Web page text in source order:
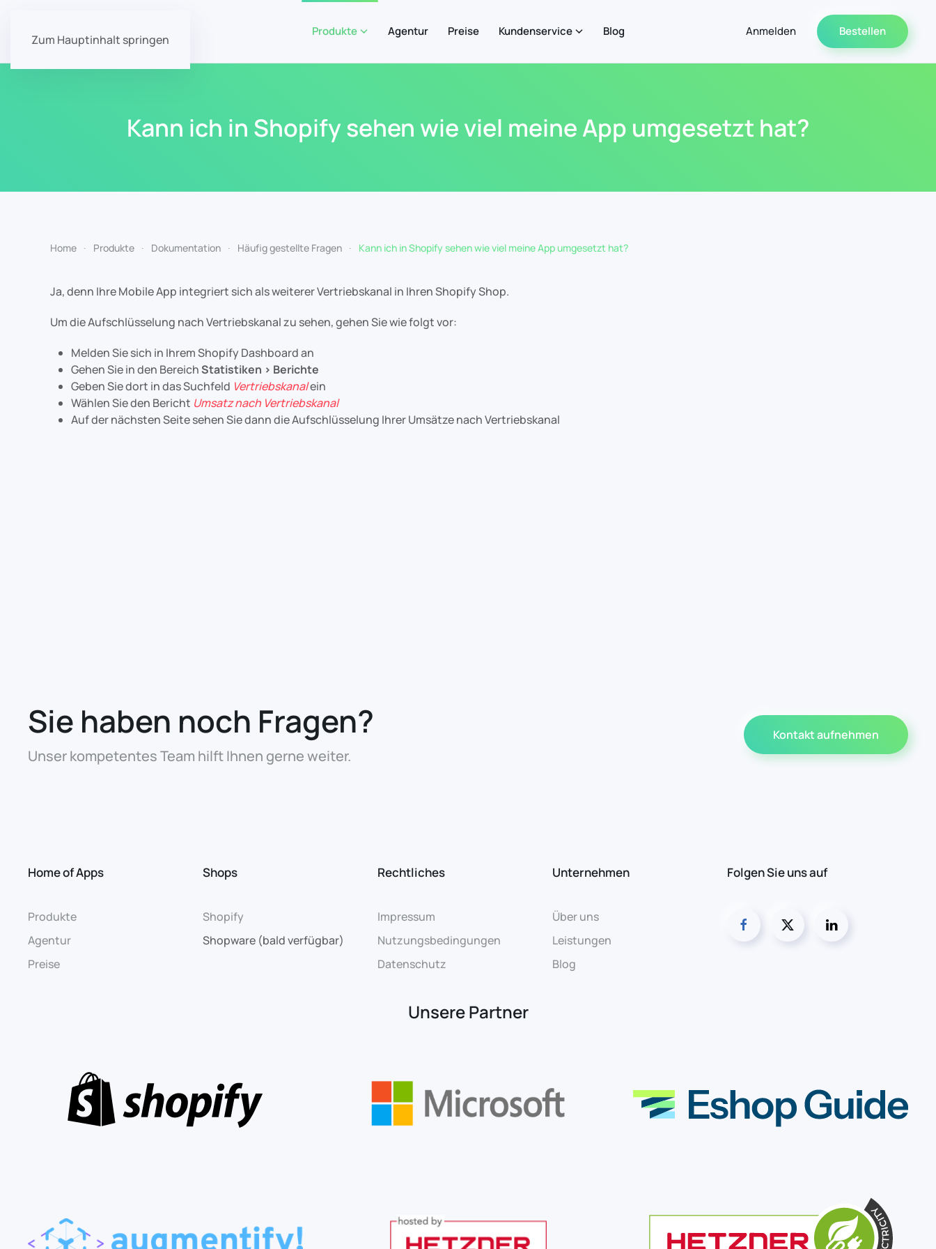
Zum Hauptinhalt springen
Produkte Agentur Preise Kundenservice Blog Anmelden Bestellen
Kann ich in Shopify sehen wie viel meine App umgesetzt hat?
Home Produkte Dokumentation Häufig gestellte Fragen Kann ich in Shopify sehen wie viel meine App umgesetzt hat?
Ja, denn Ihre Mobile App integriert sich als weiterer Vertriebskanal in Ihren Shopify Shop.
Um die Aufschlüsselung nach Vertriebskanal zu sehen, gehen Sie wie folgt vor:
Melden Sie sich in Ihrem Shopify Dashboard an
Gehen Sie in den Bereich Statistiken > Berichte
Geben Sie dort in das Suchfeld Vertriebskanalein
Wählen Sie den Bericht Umsatz nach Vertriebskanal
Auf der nächsten Seite sehen Sie dann die Aufschlüsselung Ihrer Umsätze nach Vertriebskanal
Sie haben noch Fragen?
Unser kompetentes Team hilft Ihnen gerne weiter.
Kontakt aufnehmen
Home of Apps
Produkte
Agentur
Preise
Shops
Shopify
Shopware (bald verfügbar)
Rechtliches
Impressum
Nutzungsbedingungen
Datenschutz
Unternehmen
Über uns
Leistungen
Blog
Folgen Sie uns auf
Unsere Partner